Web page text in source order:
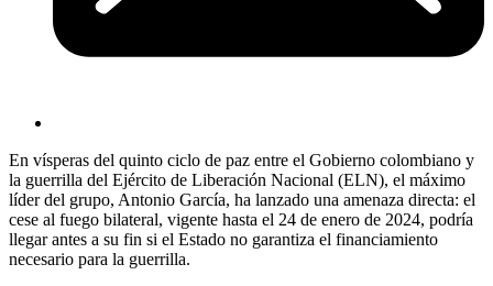
En vísperas del quinto ciclo de paz entre el Gobierno colombiano y
la guerrilla del Ejército de Liberación Nacional (ELN), el máximo
líder del grupo, Antonio García, ha lanzado una amenaza directa: el
cese al fuego bilateral, vigente hasta el 24 de enero de 2024, podría
llegar antes a su fin si el Estado no garantiza el financiamiento
necesario para la guerrilla.